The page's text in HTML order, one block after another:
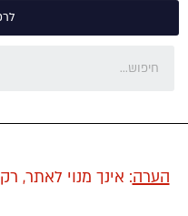
הערה: אינך מנוי לאתר,